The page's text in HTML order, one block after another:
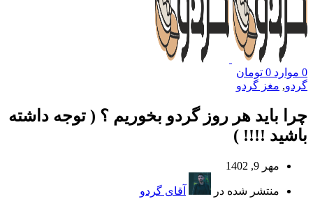
0 موارد 0 تومان
گردو, مغز گردو
چرا باید هر روز گردو بخوریم ؟ ( توجه داشته
باشید !!!! )
مهر 9, 1402
منتشر شده در آقای گردو